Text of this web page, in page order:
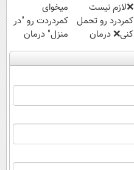
❌لازم نیست
کمردرد رو تحمل
کنی❌ درمان
بدون جراحی و
قرص
میخوای
کمردردت رو "در
منزل" درمان
کنی؟ (◂فیلم +
◂پرسش‌نامه)